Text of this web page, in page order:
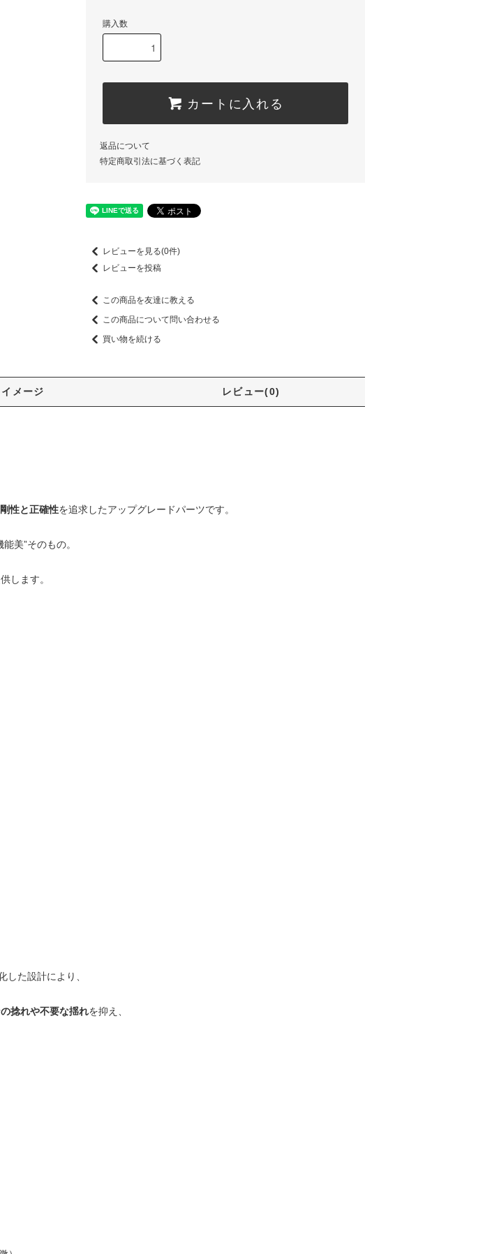
購入数
カートに入れる
返品について
特定商取引法に基づく表記
レビューを見る(0件)
レビューを投稿
この商品を友達に教える
この商品について問い合わせる
買い物を続ける
イメージ レビュー(0)
剛性と正確性を追求したアップグレードパーツです。
美”そのもの。
します。
した設計により、
捻れや不要な揺れを抑え、